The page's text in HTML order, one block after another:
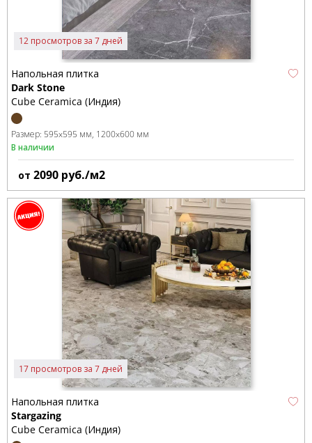
12 просмотров за 7 дней
Напольная плитка
Dark Stone
Cube Ceramica (Индия)
Размер: 595x595 мм 1200x600 мм
В наличии
от 2090 руб./м2
17 просмотров за 7 дней
Напольная плитка
Stargazing
Cube Ceramica (Индия)